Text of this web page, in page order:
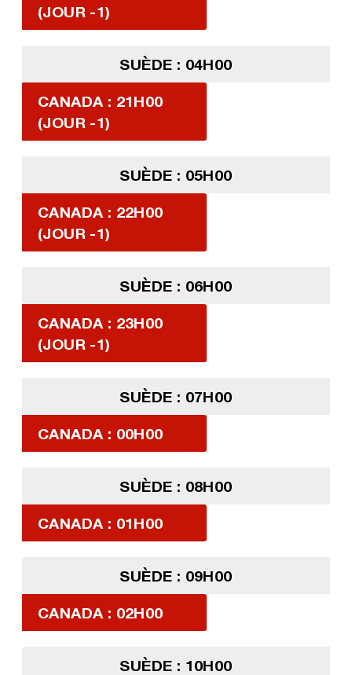
(JOUR -1)
SUÈDE : 04H00
CANADA : 21H00
(JOUR -1)
SUÈDE : 05H00
CANADA : 22H00
(JOUR -1)
SUÈDE : 06H00
CANADA : 23H00
(JOUR -1)
SUÈDE : 07H00
CANADA : 00H00
SUÈDE : 08H00
CANADA : 01H00
SUÈDE : 09H00
CANADA : 02H00
SUÈDE : 10H00